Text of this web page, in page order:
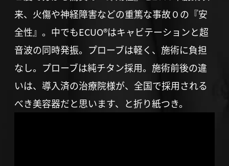
来、火傷や神経障害などの重篤な事故０の『安
全性』。中でもECUO®はキャビテーションと超
音波の同時発振。プローブは軽く、施術に負担
なし。プローブは純チタン採用。施術前後の違
いは、導入済の治療院様が、全国で採用される
べき美容器だと思います、と折り紙つき。